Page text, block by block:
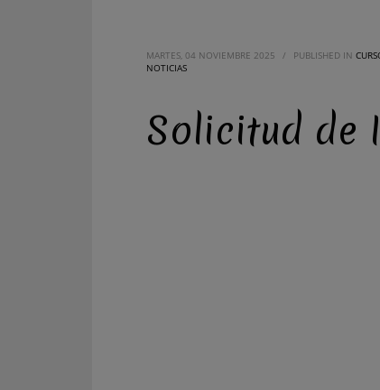
MARTES, 04 NOVIEMBRE 2025 / PUBLISHED IN
NOTICIAS
Solicitud de